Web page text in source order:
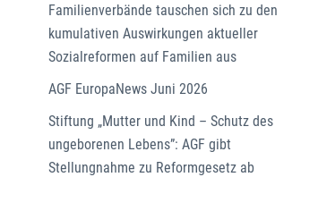
Familienverbände tauschen sich zu den
kumulativen Auswirkungen aktueller
Sozialreformen auf Familien aus
AGF EuropaNews Juni 2026
Stiftung „Mutter und Kind – Schutz des
ungeborenen Lebens”: AGF gibt
Stellungnahme zu Reformgesetz ab